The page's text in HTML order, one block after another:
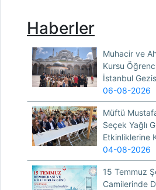
Haberler
Muhacir ve
Kursu
İstanbul
06-08-2026
Müftü
Seçek Yağlı
Etkinliklerine
04-08-2026
15 Temmuz
Camilerinde